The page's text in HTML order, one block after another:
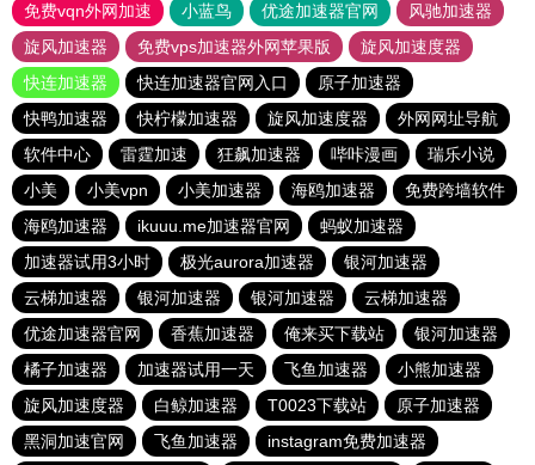
免费vqn外网加速
小蓝鸟 优途加速器官网
风驰加速器
旋风加速器
免费vps加速器外网苹果版
旋风加速度器
快连加速器
快连加速器官网入口
原子加速器
快鸭加速器
快柠檬加速器 旋风加速度器
外网网址导航
软件中心
雷霆加速 狂飙加速器 哔咔漫画
瑞乐小说
小美
小美vpn 小美加速器 海鸥加速器
免费跨墙软件
海鸥加速器
ikuuu.me加速器官网
蚂蚁加速器
加速器试用3小时
极光aurora加速器
银河加速器
云梯加速器
银河加速器 银河加速器
云梯加速器
优途加速器官网
香蕉加速器 俺来买下载站
银河加速器
橘子加速器
加速器试用一天 飞鱼加速器
小熊加速器
旋风加速度器
白鲸加速器 T0023下载站
原子加速器
黑洞加速官网
飞鱼加速器 instagram免费加速器